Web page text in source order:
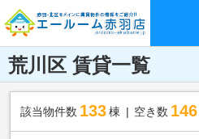
荒川区 賃貸一覧
該当物件数 133棟 空き数 146